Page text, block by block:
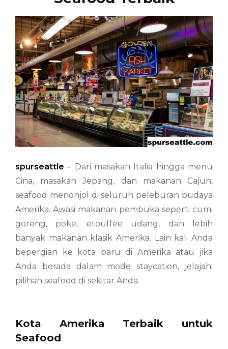
spurseattle– Dari masakan Italia hingga menu
Cina, masakan Jepang, dan makanan Cajun,
seafood menonjol di seluruh peleburan budaya
Amerika. Awasi makanan pembuka seperti cumi
goreng, poke, etouffee udang, dan lebih
banyak makanan klasik Amerika. Lain kali Anda
bepergian ke kota baru di Amerika atau jika
Anda berada dalam mode staycation, jelajahi
pilihan seafood di sekitar Anda.
Kota Amerika Terbaik untuk
Seafood